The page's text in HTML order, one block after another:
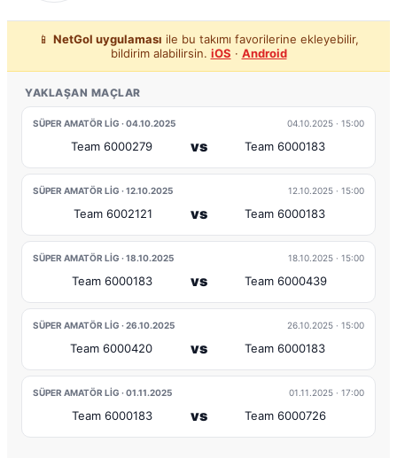
📱 NetGol uygulaması ile bu takımı favorilerine ekleyebilir,
bildirim alabilirsin. iOS · Android
YAKLAŞAN MAÇLAR
SÜPER AMATÖR LIG · 04.10.2025 04.10.2025 · 15:00
Team 6000279 vs Team 6000183
SÜPER AMATÖR LIG · 12.10.2025 12.10.2025 · 15:00
Team 6002121 vs Team 6000183
SÜPER AMATÖR LIG · 18.10.2025 18.10.2025 · 15:00
Team 6000183 vs Team 6000439
SÜPER AMATÖR LIG · 26.10.2025 26.10.2025 · 15:00
Team 6000420 vs Team 6000183
SÜPER AMATÖR LIG · 01.11.2025 01.11.2025 · 17:00
Team 6000183 vs Team 6000726